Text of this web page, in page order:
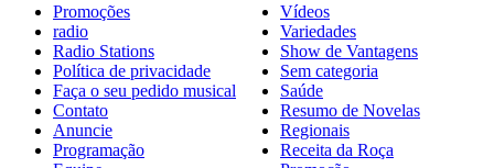
Promoções
radio
Radio Stations
Política de privacidade
Faça o seu pedido musical
Contato
Anuncie
Programação
Vídeos
Variedades
Show de Vantagens
Sem categoria
Saúde
Resumo de Novelas
Regionais
Receita da Roça